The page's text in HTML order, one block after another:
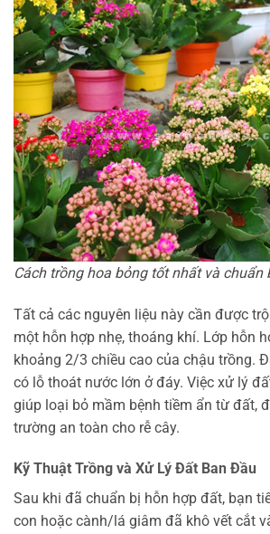
Cách trồng hoa bỏng tốt nhất và chuẩn
Tất cả các nguyên liệu này cần được
một hỗn hợp nhẹ, thoáng khí. Lớp hỗn
khoảng 2/3 chiều cao của chậu trồng.
có lỗ thoát nước lớn ở đáy. Việc xử lý
giúp loại bỏ mầm bệnh tiềm ẩn từ đất,
trường an toàn cho rễ cây.
Kỹ Thuật Trồng và Xử Lý Đất Ban Đầu
Sau khi đã chuẩn bị hỗn hợp đất, bạn
con hoặc cành/lá giâm đã khô vết cắt